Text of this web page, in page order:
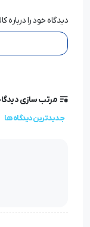
دیدگاه خود را درباره
مرتب سازی
جدیدترین دیدگاه ها